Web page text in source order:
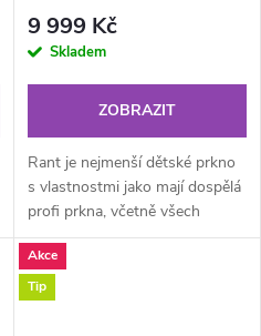
9 999 Kč
Skladem
ZOBRAZIT
Rant je nejmenší dětské prkno
s vlastnostmi jako mají dospělá
profi prkna, včetně všech
technologií. Tohle je deska,
která vaše dítě posune velmi...
Akce
Tip